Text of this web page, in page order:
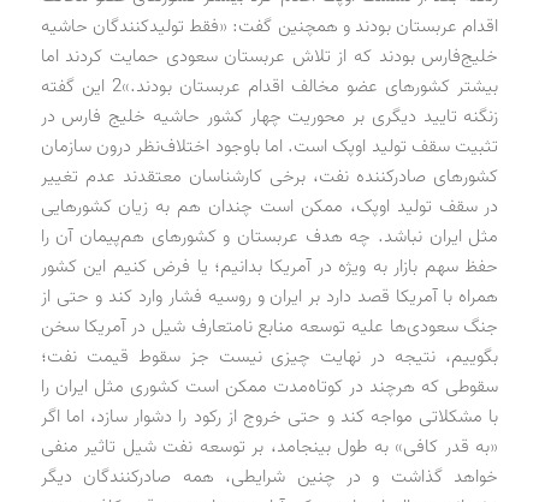
اقدام عربستان بودند و همچنین گفت:‌ «فقط تولیدکنندگان حاشیه
خلیج‌فارس بودند که از تلاش عربستان سعودی حمایت کردند اما
بیشتر کشورهای عضو مخالف اقدام عربستان بودند.»2 این گفته
زنگنه تایید دیگری بر محوریت چهار کشور حاشیه خلیج فارس در
تثبیت سقف تولید اوپک است. اما باوجود اختلاف‌نظر درون سازمان
کشورهای صادرکننده نفت، برخی کارشناسان معتقدند عدم تغییر
در سقف تولید اوپک، ممکن است چندان هم به زیان کشورهایی
مثل ایران نباشد. چه هدف عربستان و کشورهای هم‌پیمان آن را
حفظ سهم بازار به ویژه در آمریکا بدانیم؛ یا فرض کنیم این کشور
همراه با آمریکا قصد دارد بر ایران و روسیه فشار وارد کند و حتی از
جنگ سعودی‌ها علیه توسعه منابع نامتعارف شیل در آمریکا سخن
بگوییم، نتیجه در نهایت چیزی نیست جز سقوط قیمت نفت؛
سقوطی که هرچند در کوتاه‌مدت ممکن است کشوری مثل ایران را
با مشکلاتی مواجه کند و حتی خروج از رکود را دشوار سازد، اما اگر
«به قدر کافی» به طول بینجامد، بر توسعه نفت شیل تاثیر منفی
خواهد گذاشت و در چنین شرایطی، همه صادرکنندگان دیگر